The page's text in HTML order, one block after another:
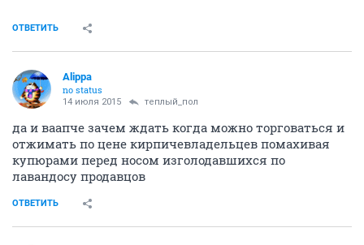
ОТВЕТИТЬ
Alippa
no status
14 июля 2015 теплый_пол
да и ваапче зачем ждать когда можно торговаться и
отжимать по цене кирпичевладельцев помахивая
купюрами перед носом изголодавшихся по
лавандосу продавцов
ОТВЕТИТЬ